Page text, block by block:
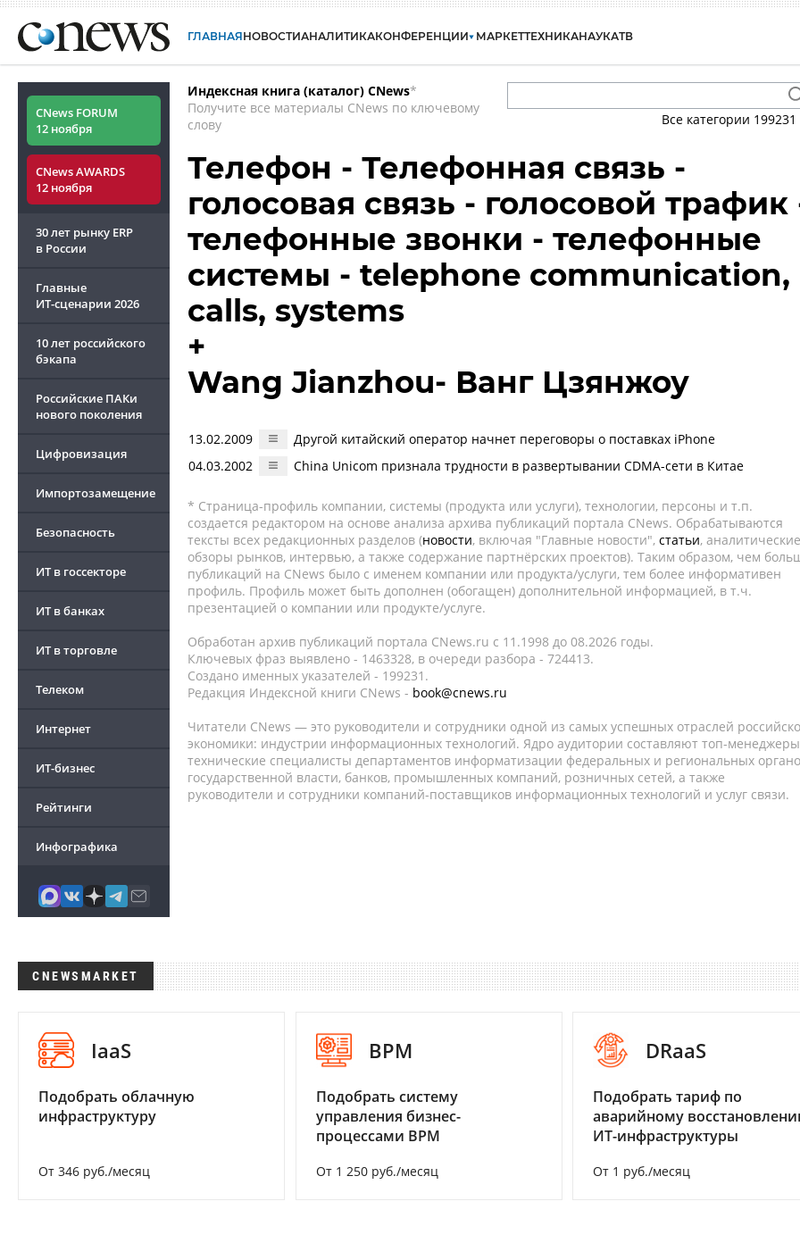
ГЛАВНАЯНОВОСТИАНАЛИТИКАКОНФЕРЕНЦИИ МАРКЕТТЕХНИКАНАУКАТВ
CNews FORUM
12 ноября
CNews AWARDS
12 ноября
30 лет рынку ERP
в России
Главные
ИТ-сценарии 2026
10 лет российского
бэкапа
Российские ПАКи
нового поколения
Цифровизация
Импортозамещение
Безопасность
ИТ в госсекторе
ИТ в банках
ИТ в торговле
Телеком
Интернет
ИТ-бизнес
Рейтинги
Инфографика
Индексная книга (каталог) CNews*
Получите все материалы CNews по ключевому
слову
Все категории 199231
Телефон - Телефонная связь -
голосовая связь - голосовой трафик
телефонные звонки - телефонные
системы - telephone communication,
calls, systems
+
Wang Jianzhou- Ванг Цзянжоу
13.02.2009
Другой китайский оператор начнет переговоры о поставках iPhone
04.03.2002
China Unicom признала трудности в развертывании CDMA-сети в Китае
* Страница-профиль компании, системы (продукта или услуги), технологии, персоны и т.п.
создается редактором на основе анализа архива публикаций портала CNews. Обрабатываются
тексты всех редакционных разделов (новости, включая "Главные новости", статьи, аналитические
обзоры рынков, интервью, а также содержание партнёрских проектов). Таким образом, чем
публикаций на CNews было с именем компании или продукта/услуги, тем более информативен
профиль. Профиль может быть дополнен (обогащен) дополнительной информацией, в т.ч.
презентацией о компании или продукте/услуге.
Обработан архив публикаций портала CNews.ru c 11.1998 до 08.2026 годы.
Ключевых фраз выявлено - 1463328, в очереди разбора - 724413.
Создано именных указателей - 199231.
Редакция Индексной книги CNews - book@cnews.ru
Читатели CNews — это руководители и сотрудники одной из самых успешных отраслей
экономики: индустрии информационных технологий. Ядро аудитории составляют топ-
технические специалисты департаментов информатизации федеральных и региональных
государственной власти, банков, промышленных компаний, розничных сетей, а также
руководители и сотрудники компаний-поставщиков информационных технологий и услуг связи.
CNEWSMARKET
IaaS
Подобрать облачную
инфраструктуру
От 346 руб./месяц
BPM
Подобрать систему
управления бизнес-
процессами BPM
От 1 250 руб./месяц
DRaaS
Подобрать тариф по
аварийному
ИТ-инфраструктуры
От 1 руб./месяц